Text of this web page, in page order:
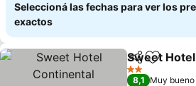
Seleccioná las fechas para ver los
exactos
Compartir
Añadir
Sweet
2 Estrellas
8,1 Muy bueno